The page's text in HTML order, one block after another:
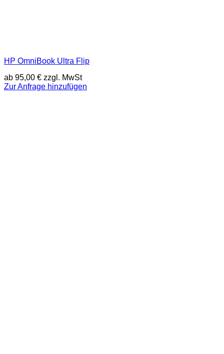
HP OmniBook Ultra Flip
ab 95,00 € zzgl. MwSt
Zur Anfrage hinzufügen